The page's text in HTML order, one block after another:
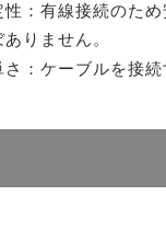
：有線接続のため
りません。
さ：ケーブルを接